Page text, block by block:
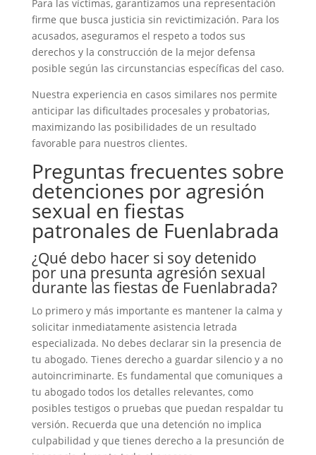
Para las víctimas, garantizamos una representación
firme que busca justicia sin revictimización. Para los
acusados, aseguramos el respeto a todos sus
derechos y la construcción de la mejor defensa
posible según las circunstancias específicas del caso.
Nuestra experiencia en casos similares nos permite
anticipar las dificultades procesales y probatorias,
maximizando las posibilidades de un resultado
favorable para nuestros clientes.
Preguntas frecuentes sobre
detenciones por agresión
sexual en fiestas
patronales de Fuenlabrada
¿Qué debo hacer si soy detenido
por una presunta agresión sexual
durante las fiestas de Fuenlabrada?
Lo primero y más importante es mantener la calma y
solicitar inmediatamente asistencia letrada
especializada. No debes declarar sin la presencia de
tu abogado. Tienes derecho a guardar silencio y a no
autoincriminarte. Es fundamental que comuniques a
tu abogado todos los detalles relevantes, como
posibles testigos o pruebas que puedan respaldar tu
versión. Recuerda que una detención no implica
culpabilidad y que tienes derecho a la presunción de